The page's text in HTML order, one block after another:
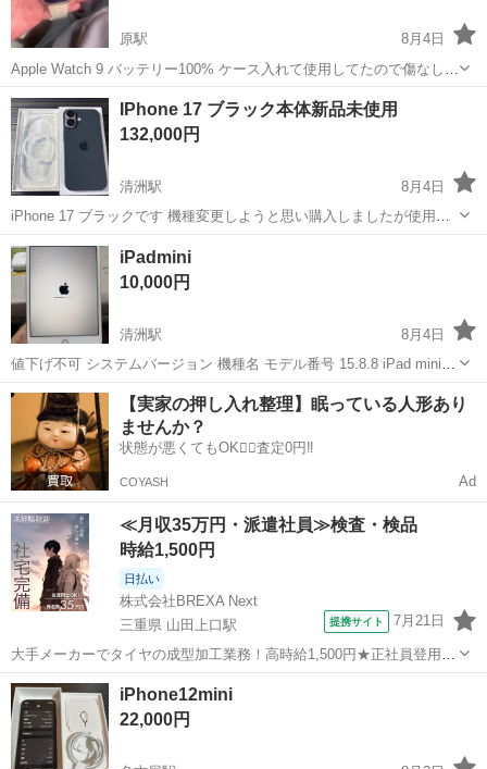
原駅
8月4日
Apple Watch 9 バッテリー100% ケース入れて使用してたので傷なしで
綺麗です。 箱は捨ててしまった為本体のみです。
愛知 名古屋市 その他 Apple Watch
IPhone 17 ブラック本体新品未使用
132,000円
清洲駅
8月4日
iPhone 17 ブラックです 機種変更しようと思い購入しましたが使用し
なかったので出品します。 フィルムを貼り電源を入れましたが一度も
使用していません。 新品のMagSafeクリアケース付きです。
愛知 清須市
iPadmini
10,000円
清洲駅
8月4日
値下げ不可 システムバージョン 機種名 モデル番号 15.8.8 iPad mini 4
MK782J/A 128GB
愛知 清須市 清洲駅 その他
【実家の押し入れ整理】眠っている人形あり
ませんか？
状態が悪くてもOK🙆‍♀️査定0円‼️
COYASH Ad
≪月収35万円・派遣社員≫検査・検品
時給1,500円
日払い
株式会社BREXA Next
三重県 山田上口駅
提携サイト 7月21日
大手メーカーでタイヤの成型加工業務！高時給1,500円★正社員登用制
度あり！ワンルーム寮完備！マイカー通勤OK！無料駐車場あり！《三
重県伊勢市》 人気の工場のお仕事 ◇タイヤの製造◇ トラック・バ
ス・RV車用を中心とした...
三重 伊勢市 山田上口駅
iPhone12mini
22,000円